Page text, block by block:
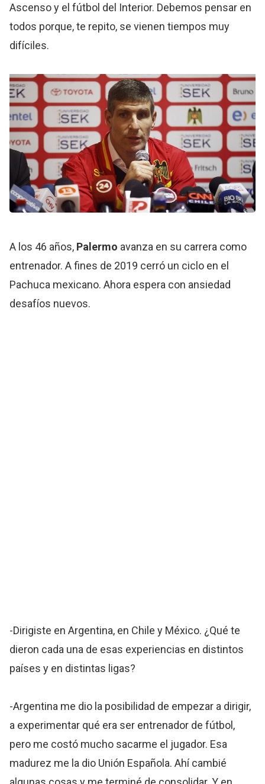
Ascenso y el fútbol del Interior. Debemos pensar en
todos porque, te repito, se vienen tiempos muy
difíciles.
A los 46 años, Palermo avanza en su carrera como
entrenador. A fines de 2019 cerró un ciclo en el
Pachuca mexicano. Ahora espera con ansiedad
desafíos nuevos.
-Dirigiste en Argentina, en Chile y México. ¿Qué te
dieron cada una de esas experiencias en distintos
países y en distintas ligas?
-Argentina me dio la posibilidad de empezar a dirigir,
a experimentar qué era ser entrenador de fútbol,
pero me costó mucho sacarme el jugador. Esa
madurez me la dio Unión Española. Ahí cambié